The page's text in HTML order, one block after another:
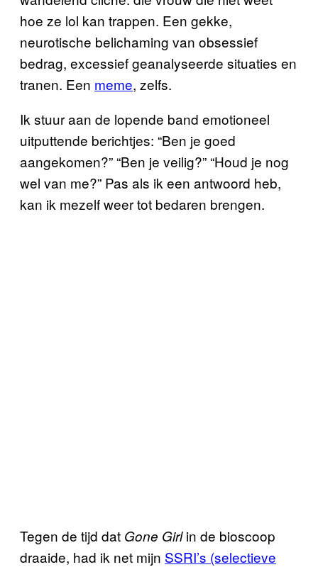
hoe ze lol kan trappen. Een gekke,
neurotische belichaming van obsessief
bedrag, excessief geanalyseerde situaties en
tranen. Een meme, zelfs.
Ik stuur aan de lopende band emotioneel
uitputtende berichtjes: “Ben je goed
aangekomen?” “Ben je veilig?” “Houd je nog
wel van me?” Pas als ik een antwoord heb,
kan ik mezelf weer tot bedaren brengen.
Tegen de tijd dat Gone Girlin de bioscoop
draaide, had ik net mijn SSRI’s (selectieve